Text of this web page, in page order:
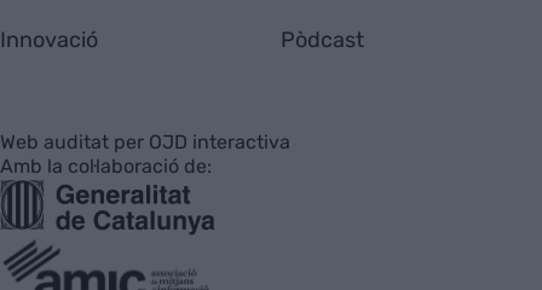
Innovació Pòdcast
Web auditat per OJD interactiva
Amb la col·laboració de: